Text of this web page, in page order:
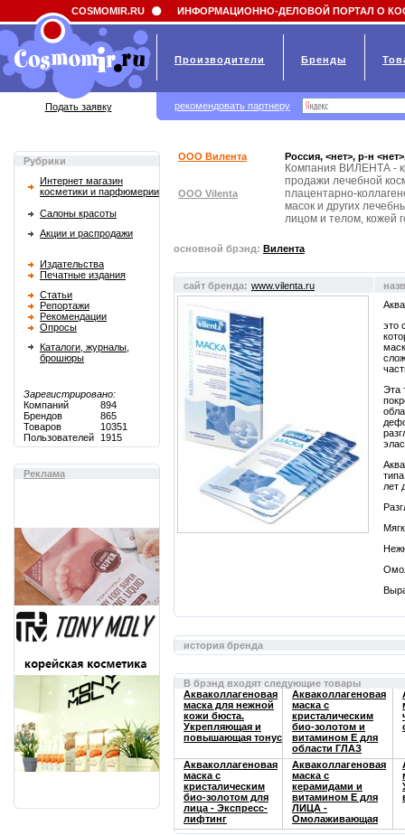
Field 'news_title' doesn't have a default value
Рубрики
Интернет магазин
косметики и парфюмерии
Салоны красоты
Акции и распродажи
Издательства
Печатные издания
Статьи
Репортажи
Рекомендации
Опросы
Каталоги, журналы,
брошюры
Зарегистрировано:
Компаний
894
Брендов
865
Товаров
10351
Пользователей
1915
Реклама
ООО Вилента Россия, <нет>, р-н
ООО Vilenta
Компания ВИЛЕНТА -
продажи лечебной
плацентарно-
масок и других
лицом и телом, кожей
основной брэнд: Вилента
сайт бренда: www.vilenta.ru
это
Эта
лет
история бренда
В брэнд входят следующие товары
Акваколлагеновая
маска для нежной
кожи бюста.
Укрепляющая и
повышающая тонус
Акваколлагеновая
маска с
кристалическим
био-золотом и
витамином Е для
области ГЛАЗ
Акваколлагеновая
маска с
кристалическим
био-золотом для
лица - Экспресс-
лифтинг
Акваколлагеновая
маска с
керамидами и
витамином Е для
ЛИЦА -
Омолаживающая
COSMOMIR.RU ИНФОРМАЦИОННО-ДЕЛОВОЙ ПОРТАЛ О
Производители Бренды
Подать заявку рекомендовать партнеру